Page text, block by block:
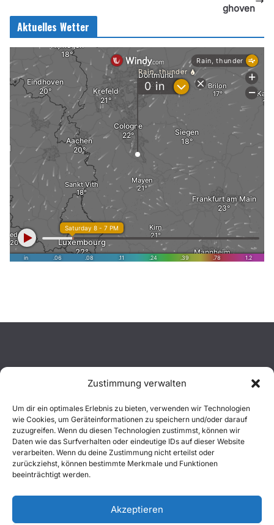
Zustimmung verwalten
Um dir ein optimales Erlebnis zu bieten, verwenden wir Technologien
wie Cookies, um Geräteinformationen zu speichern und/oder darauf
zuzugreifen. Wenn du diesen Technologien zustimmst, können wir
Daten wie das Surfverhalten oder eindeutige IDs auf dieser Website
verarbeiten. Wenn du deine Zustimmung nicht erteilst oder
zurückziehst, können bestimmte Merkmale und Funktionen
beeinträchtigt werden.
Akzeptieren
ghoven
Aktuelles Wetter
Aktuelles
Einsätze
Unsere Jugend
Mitglied werden